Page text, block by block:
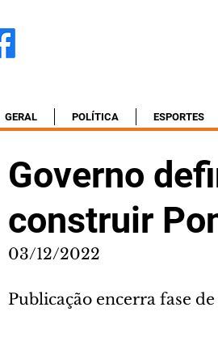
GERAL POLÍTICA ESPORTES
Governo
construir
03/12/2022
Publicação encerra fase